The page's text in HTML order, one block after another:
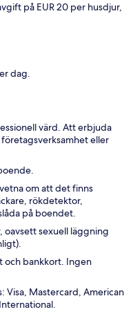
på EUR 20 per husdjur,
dag.
värd. Att erbjuda
eller
om att det finns
rökdetektor,
på boendet.
oavsett sexuell läggning
och bankkort. Ingen
Visa, Mastercard, American